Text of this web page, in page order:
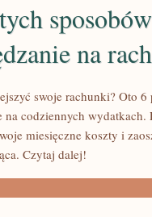
na
swoje rachunki? Oto
na codziennych
miesięczne koszty i
Czytaj dalej!